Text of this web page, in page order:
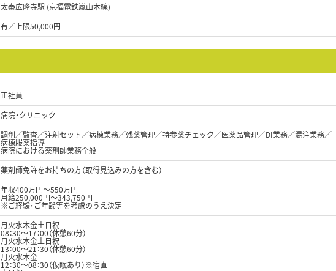
太秦広隆寺駅 (京福電鉄嵐山本線)
有／上限50,000円
正社員
病院・クリニック
調剤／監査／注射セット／病棟業務／残薬管理／持参薬チェック／医薬品管理／DI業務／混注業務／
病棟服薬指導
病院における薬剤師業務全般
薬剤師免許をお持ちの方（取得見込みの方を含む）
年収400万円～550万円
月給250,000円～343,750円
※ご経験・ご年齢等を考慮のうえ決定
月火水木金土日祝
08：30～17：00（休憩60分）
月火水木金土日祝
13：00～21：30（休憩60分）
月火水木金
12：30～08：30（仮眠あり）※宿直